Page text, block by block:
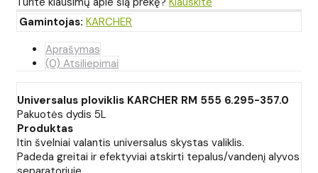
Gamintojas: KARCHER
Aprašymas
(0) Atsiliepimai
Universalus ploviklis KARCHER RM 555 6.295-357.0
Pakuotės dydis 5L
Produktas
Itin švelniai valantis universalus skystas valiklis.
Padeda greitai ir efektyviai atskirti tepalus/vandenį alyvos